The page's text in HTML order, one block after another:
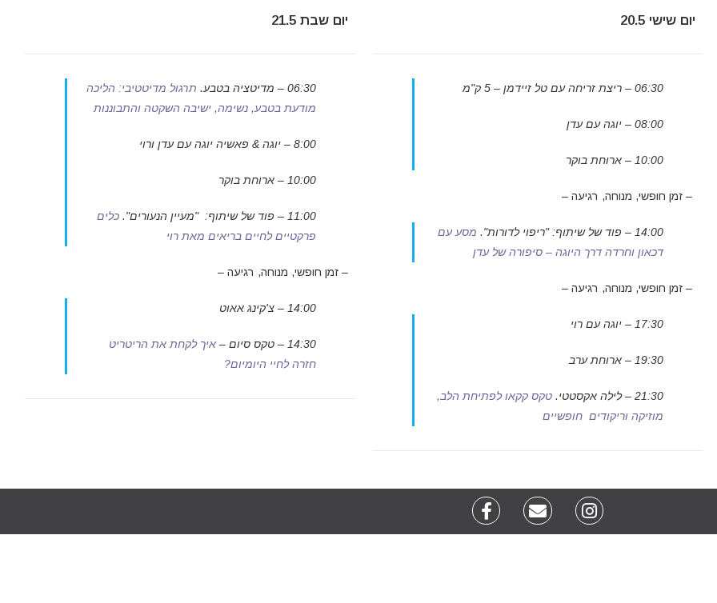
יום שישי 20.5
06:30 – ריצת זריחה עם טל זיידמן – 5 ק"מ
08:00 – יוגה עם עדן
10:00 – ארוחת בוקר
– זמן חופשי, מנוחה, רגיעה –
14:00 – פוד של שיתוף: " ריפוי לדורות". מסע עם
דכאון וחרדה דרך היוגה – סיפורהשל עדן
– זמן חופשי, מנוחה, רגיעה –
17:30 – יוגה עם רוי
19:30 – ארוחת ערב
21:30 – לילה אקסטטי.
טקס קקאו לפתיחת הלב,
מוזיקה וריקודים חופשיים
יום שבת 21.5
06:30 – מדיטציה בטבע.
תרגול מדיטטיבי: הליכה
מודעת בטבע, נשימה, ישיבה השקטה והתבוננות
8:00 – יוגה & פאשיה יוגה עם עדן ורוי
10:00 – ארוחת בוקר
11:00 – פוד של שיתוף: "מעיין הנעורים".כלים
פרקטיים לחיים בריאים מאת רוי
– זמן חופשי, מנוחה, רגיעה –
14:00 – צ'קינג אאוט
14:30 – טקס סיום –
איך לקחת את הריטריט
חזרה לחיי היומיום?